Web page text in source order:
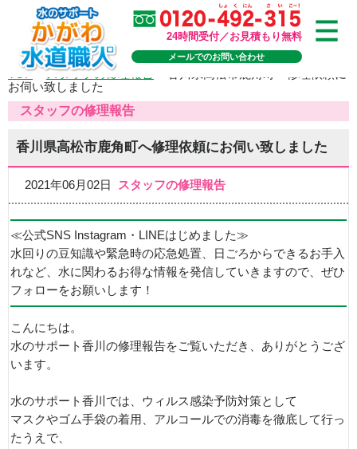
24時間受付／お見積もり無料
メールでのお問い合わせ
TOP>スタッフの修理報告
お伺い致しました
スタッフの修理報告
香川県高松市鹿角町へ修理依頼にお伺い致しました
2021年06月02日 スタッフの修理報告
≪公式SNS Instagram・LINEはじめました≫
水回りの豆知識や緊急時の応急処置、日ごろからできるお手入
れなど、水に関わるお得な情報を発信していきますので、ぜひ
フォローをお願いします！
こんにちは。
水のサポート香川の修理報告をご覧いただき、ありがとうござ
います。
水のサポート香川では、ウィルス感染予防対策として
マスクやゴム手袋の着用、アルコールでの消毒を徹底して行っ
たうえで、